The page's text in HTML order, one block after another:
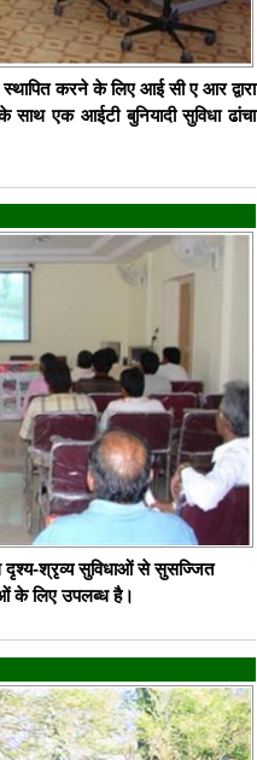
करने के लिए आई सी ए आर द्वारा
एक आईटी बुनियादी सुविधा ढांचा
दृश्य-श्रृव्य सुविधाओं से सुसज्जित
के लिए उपलब्ध है।